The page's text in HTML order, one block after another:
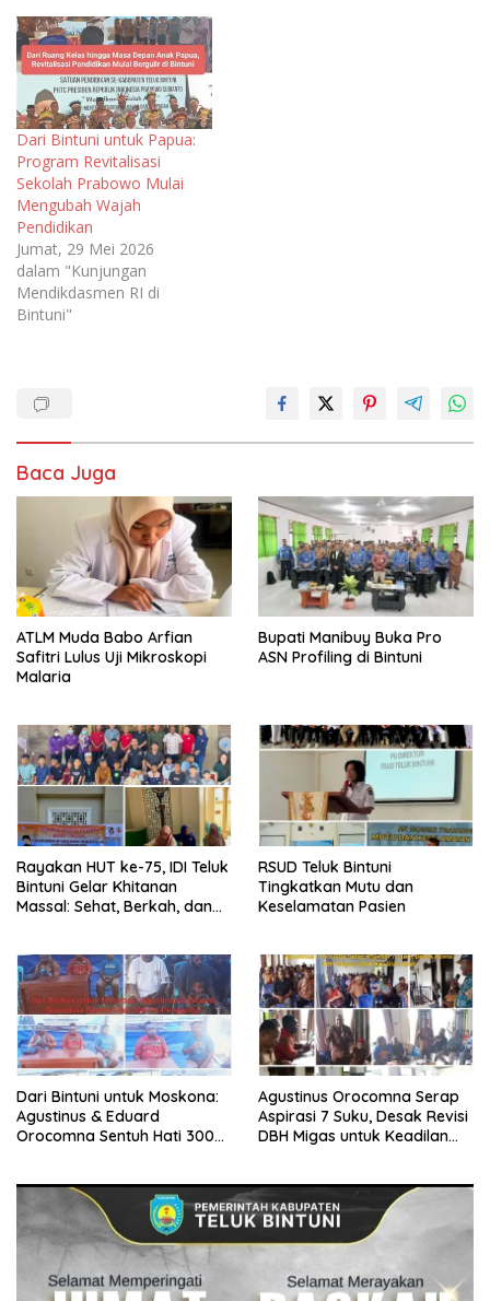
Dari Bintuni untuk Papua:
Program Revitalisasi
Sekolah Prabowo Mulai
Mengubah Wajah
Pendidikan
Jumat, 29 Mei 2026
dalam "Kunjungan
Mendikdasmen RI di
Bintuni"
Baca Juga
ATLM Muda Babo Arfian
Safitri Lulus Uji Mikroskopi
Malaria
Bupati Manibuy Buka Pro
ASN Profiling di Bintuni
Rayakan HUT ke-75, IDI Teluk
Bintuni Gelar Khitanan
Massal: Sehat, Berkah, dan
RSUD Teluk Bintuni
Tingkatkan Mutu dan
Keselamatan Pasien
Dari Bintuni untuk Moskona:
Agustinus & Eduard
Orocomna Sentuh Hati 300
Agustinus Orocomna Serap
Aspirasi 7 Suku, Desak Revisi
DBH Migas untuk Keadilan